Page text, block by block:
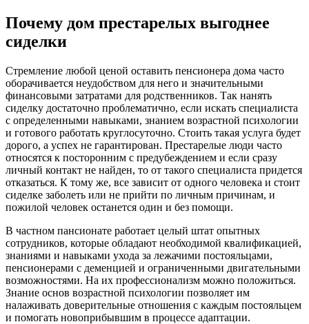
Почему дом престарелых выгоднее
сиделки
Стремление любой ценой оставить пенсионера дома часто
оборачивается неудобством для него и значительными
финансовыми затратами для родственников. Так нанять
сиделку достаточно проблематично, если искать специалиста
с определенными навыками, знанием возрастной психологии
и готового работать круглосуточно. Стоить такая услуга будет
дорого, а успех не гарантирован. Престарелые люди часто
относятся к посторонним с предубеждением и если сразу
личный контакт не найден, то от такого специалиста придется
отказаться. К тому же, все зависит от одного человека и стоит
сиделке заболеть или не прийти по личным причинам, и
пожилой человек останется один и без помощи.
В частном пансионате работает целый штат опытных
сотрудников, которые обладают необходимой квалификацией,
знаниями и навыками ухода за лежачими постояльцами,
пенсионерами с деменцией и ограниченными двигательными
возможностями. На их профессионализм можно положиться.
Знание основ возрастной психологии позволяет им
налаживать доверительные отношения с каждым постояльцем
и помогать новоприбывшим в процессе адаптации.